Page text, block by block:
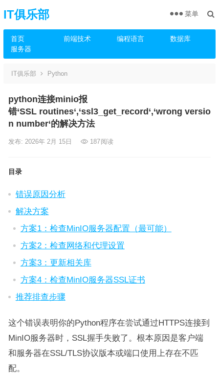
IT俱乐部
首页 前端技术 编程语言
数据库
服务器
菜单
IT俱乐部 Python
python连接minio报
错‘SSL routines‘,‘ssl3_get_record‘,‘wrong versio
n number‘的解决方法
发布: 2026年 2月 15日 187阅读
目录
错误原因分析
解决方案
方案1：检查MinIO服务器配置（最可能）
方案2：检查网络和代理设置
方案3：更新相关库
方案4：检查MinIO服务器SSL证书
推荐排查步骤
这个错误表明你的Python程序在尝试通过HTTPS连接到
MinIO服务器时，SSL握手失败了。根本原因是客户端
和服务器在SSL/TLS协议版本或端口使用上存在不匹
配。